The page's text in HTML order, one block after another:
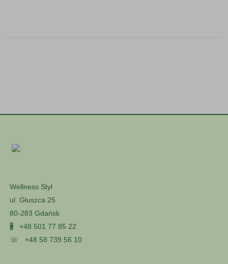
Wellness Styl
ul. Głuszca 25
80-283 Gdańsk
🖁 +48 501 77 85 22
☏ +48 58 739 56 10